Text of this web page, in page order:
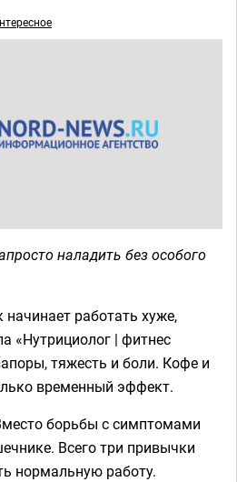
наладить без особого
работать хуже,
«Нутрициолог | фитнес
тяжесть и боли. Кофе и
временный эффект.
борьбы с симптомами
Всего три привычки
нормальную работу.